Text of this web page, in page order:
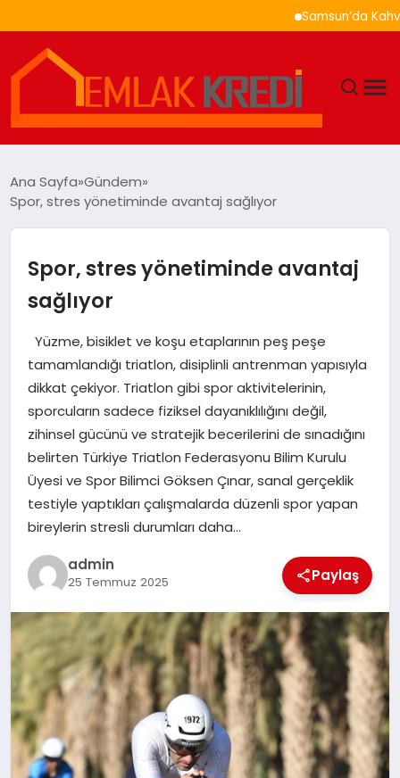
Samsun’da Kahvaltı
EKONOMI
DÜNYA
EĞITIM
MAGAZIN
SAĞLIK
SIYASET
SPOR
TEKNOLOJI
YAŞAM
Ana Sayfa Gündem
Spor, stres yönetiminde avantaj sağlıyor
Spor, stres yönetiminde avantaj
sağlıyor
Yüzme, bisiklet ve koşu etaplarının peş peşe
tamamlandığı triatlon, disiplinli antrenman yapısıyla
dikkat çekiyor. Triatlon gibi spor aktivitelerinin,
sporcuların sadece fiziksel dayanıklılığını değil,
zihinsel gücünü ve stratejik becerilerini de sınadığını
belirten Türkiye Triatlon Federasyonu Bilim Kurulu
Üyesi ve Spor Bilimci Göksen Çınar, sanal gerçeklik
testiyle yaptıkları çalışmalarda düzenli spor yapan
bireylerin stresli durumları daha…
admin
25 Temmuz 2025 Paylaş